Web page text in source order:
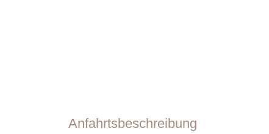
Anfahrtsbeschreibung